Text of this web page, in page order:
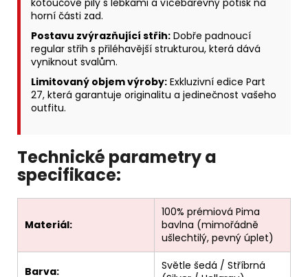
kotoučové pily s lebkami a vícebarevný potisk na
horní části zad.
Postavu zvýrazňující střih: Dobře padnoucí
regular střih s přiléhavější strukturou, která dává
vyniknout svalům.
Limitovaný objem výroby: Exkluzivní edice Part
27, která garantuje originalitu a jedinečnost vašeho
outfitu.
Technické parametry a
specifikace:
Materiál:
100% prémiová Pima
bavlna (mimořádně
ušlechtilý, pevný úplet)
Barva:
Světle šedá / Stříbrná